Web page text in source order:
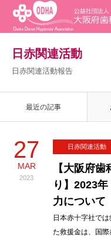
日赤関連活動
日赤関連活動報告
最近の記事
27
MAR
2023
日赤関連活動
【大阪府
り】2023
力について
日本赤十字社で
た救援金は、国
ホーム
活動報告
研修会